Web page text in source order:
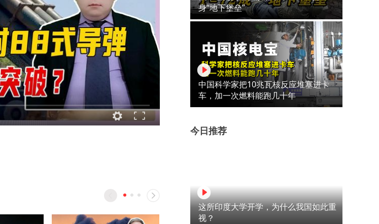
身“地下堡垒”
中国科学家把10兆瓦核反应堆塞进卡
车，加一次燃料能跑几十年
今日推荐
这所印度大学开学，为什么我国如此重
视？